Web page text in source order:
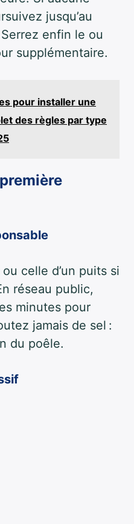
jusqu’au
enfin le ou
supplémentaire.
pour installer une
des règles par type
celle d’un puits si
réseau public,
minutes pour
jamais de sel :
du poêle.